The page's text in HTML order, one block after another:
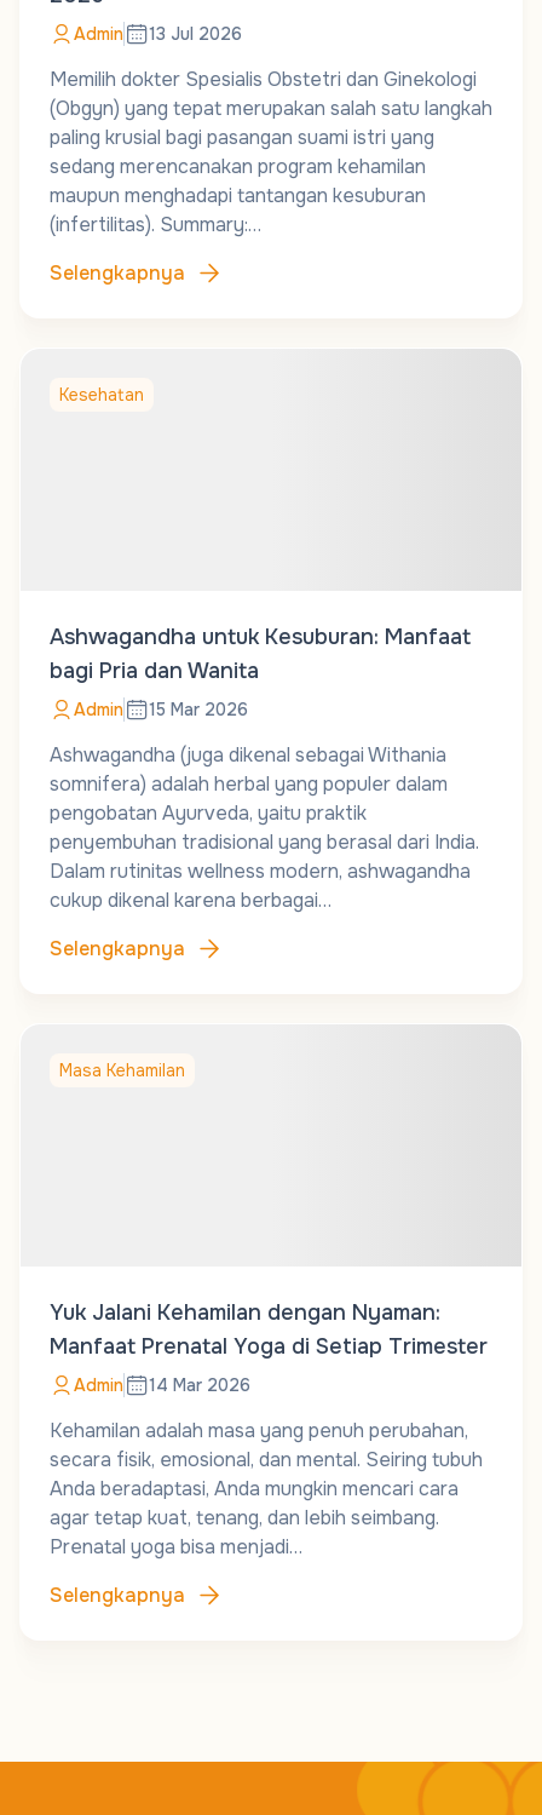
Admin 13 Jul 2026
Memilih dokter Spesialis Obstetri dan Ginekologi
(Obgyn) yang tepat merupakan salah satu langkah
paling krusial bagi pasangan suami istri yang
sedang merencanakan program kehamilan
maupun menghadapi tantangan kesuburan
(infertilitas). Summary:…
Selengkapnya
Kesehatan
Ashwagandha untuk Kesuburan: Manfaat
bagi Pria dan Wanita
Admin 15 Mar 2026
Ashwagandha (juga dikenal sebagai Withania
somnifera) adalah herbal yang populer dalam
pengobatan Ayurveda, yaitu praktik
penyembuhan tradisional yang berasal dari India.
Dalam rutinitas wellness modern, ashwagandha
cukup dikenal karena berbagai…
Selengkapnya
Masa Kehamilan
Yuk Jalani Kehamilan dengan Nyaman:
Manfaat Prenatal Yoga di Setiap Trimester
Admin 14 Mar 2026
Kehamilan adalah masa yang penuh perubahan,
secara fisik, emosional, dan mental. Seiring tubuh
Anda beradaptasi, Anda mungkin mencari cara
agar tetap kuat, tenang, dan lebih seimbang.
Prenatal yoga bisa menjadi…
Selengkapnya